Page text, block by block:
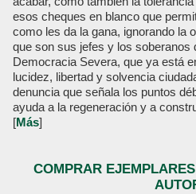
esos cheques en blanco que
como les da la gana, ignorando la
que son sus jefes y los soberanos
Democracia Severa, que ya está
lucidez, libertad y solvencia
denuncia que señala los puntos
ayuda a la regeneración y a
[Más]
COMPRAR